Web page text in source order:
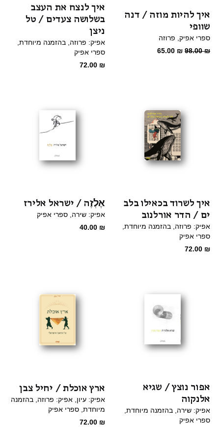
איך להיות מוזה / דנה
שוופי
ספרי אפיק פרוזה
98.00₪
המחיר
65.00 ₪
המחיר
איך לנצח את העצב
בשלושה צעדים / טל
ניצן
אפיק: פרוזה בהזמנה מיוחדת
ספרי אפיק
72.00 ₪
איך לשרוד בכאילו בלב
ים / הדר אורלנוב
אפיק: פרוזה בהזמנה מיוחדת
ספרי אפיק
72.00 ₪
אֶלְזֶה / ישראל אלירז
אפיק: שירה ספרי אפיק
40.00 ₪
אפור נוצץ / שגיא
אלנקוה
אפיק: שירה בהזמנה מיוחדת
ספרי אפיק
ארץ אוכלת / יחיל צבן
אפיק: עיון אפיק: פרוזה בהזמנה
מיוחדת ספרי אפיק
72.00 ₪